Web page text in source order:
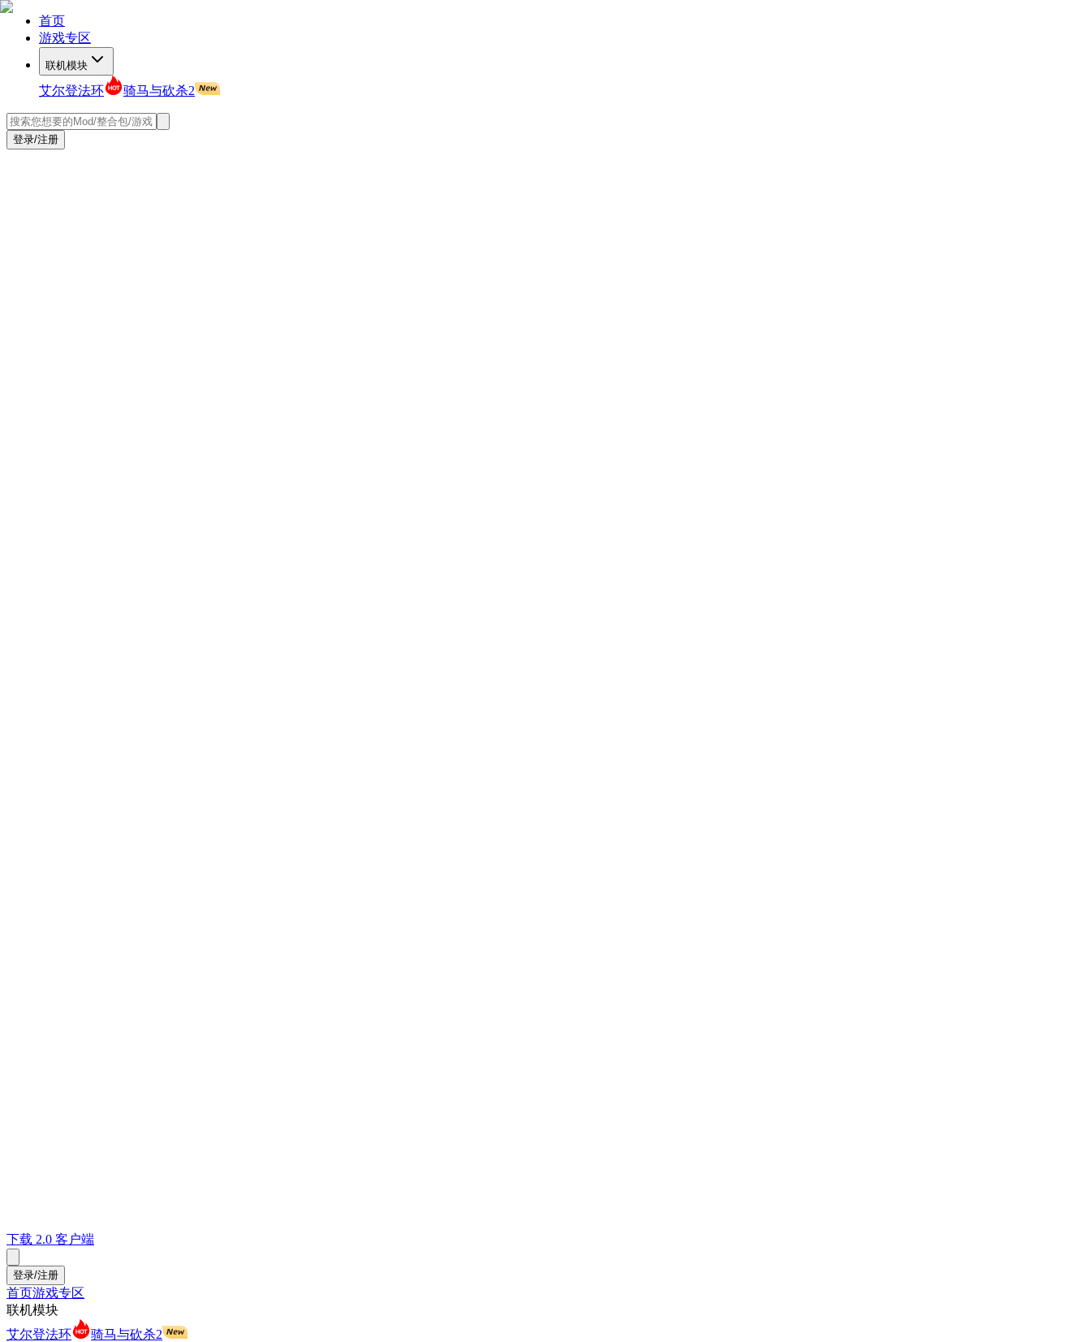
首页
游戏专区
联机模块
艾尔登法环 骑马与砍杀2
登录/注册
下载 2.0 客户端
登录/注册
首页游戏专区
联机模块
艾尔登法环
骑马与砍杀2